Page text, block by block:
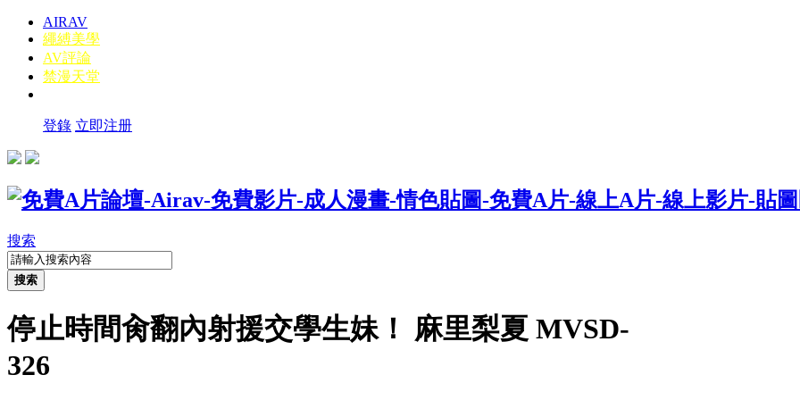
AIRAV
繩縛美學
AV評論
禁漫天堂
登錄 立即注册
搜索
搜索
停止時間肏翻內射援交學生妹！ 麻里梨夏 MVSD-
326